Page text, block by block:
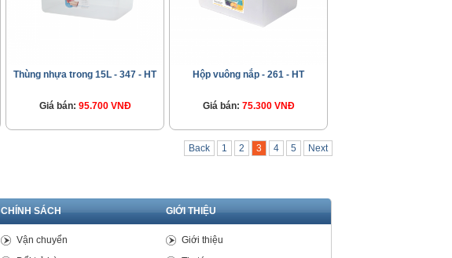
Thùng nhựa trong 15L - 347 - HT
Giá bán: 95.700 VNĐ
Hộp vuông nắp - 261 - HT
Giá bán: 75.300 VNĐ
Back 1 2 3 4 5 Next
CHÍNH SÁCH
Vận chuyển
GIỚI THIỆU
Giới thiệu